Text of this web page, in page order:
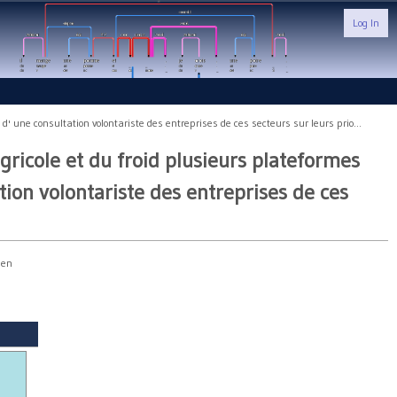
Log In
consultation volontariste des entreprises de ces secteurs sur leurs prio...
et du froid plusieurs plateformes
volontariste des entreprises de ces